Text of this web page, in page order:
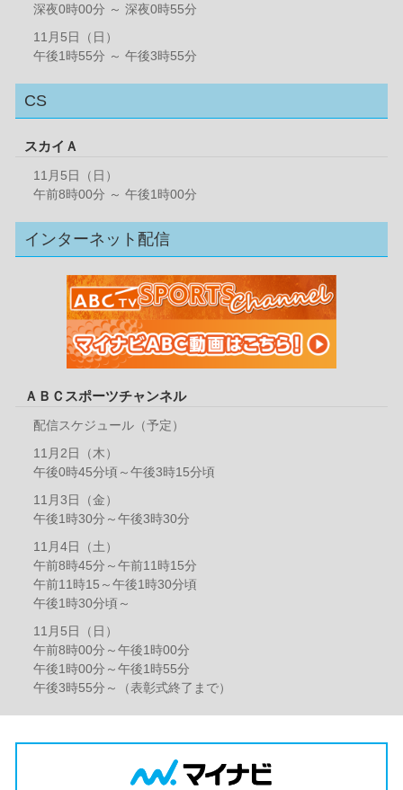
深夜0時00分 ～ 深夜0時55分
11月5日（日）
午後1時55分 ～ 午後3時55分
CS
スカイＡ
11月5日（日）
午前8時00分 ～ 午後1時00分
インターネット配信
ＡＢＣスポーツチャンネル
配信スケジュール（予定）
11月2日（木）
午後0時45分頃～午後3時15分頃
11月3日（金）
午後1時30分～午後3時30分
11月4日（土）
午前8時45分～午前11時15分
午前11時15～午後1時30分頃
午後1時30分頃～
11月5日（日）
午前8時00分～午後1時00分
午後1時00分～午後1時55分
午後3時55分～（表彰式終了まで）